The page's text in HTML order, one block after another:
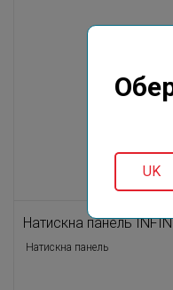
UK
Натискна панель
Натискна панель